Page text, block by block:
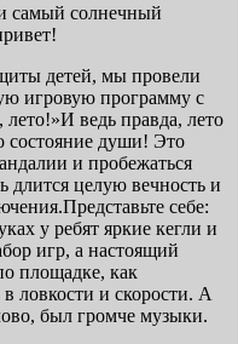
самый солнечный
детей, мы провели
игровую программу с
ведь правда, лето
состояние души! Это
и пробежаться
длится целую вечность и
себе:
у ребят яркие кегли и
игр, а настоящий
площадке, как
ловкости и скорости. А
был громче музыки.